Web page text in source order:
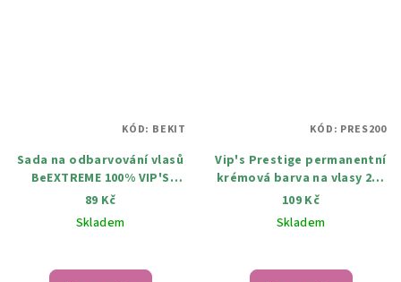
Sada na odbarvování vlasů
BeEXTREME 100% VIP'S
PRESTIGE 2XL
89 Kč
Skladem
KÓD: BEKIT
Vip's Prestige permanentní
krémová barva na vlasy 200
Zesvětlováč 115 ml
109 Kč
Skladem
KÓD: PRES200